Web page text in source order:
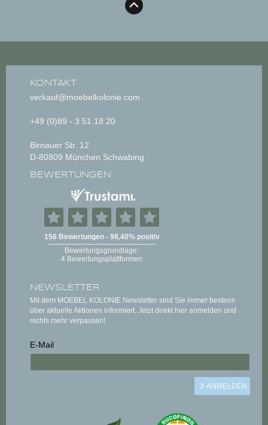
KONTAKT
verkauf@moebelkolonie.com
+49 (0)89 - 3 51 18 20
Birnauer Str. 12
D-80809 München Schwabing
BEWERTUNGEN
NEWSLETTER
Mit dem MOEBEL KOLONIE Newsletter sind Sie immer bestens
über aktuelle Aktionen informiert. Jetzt direkt hier anmelden und
nichts mehr verpassen!
E-Mail